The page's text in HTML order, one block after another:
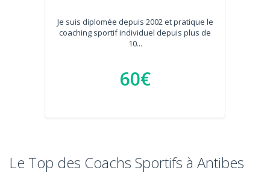
Je suis diplomée depuis 2002 et pratique le
coaching sportif individuel depuis plus de
10...
60€
Le Top des Coachs Sportifs à Antibes